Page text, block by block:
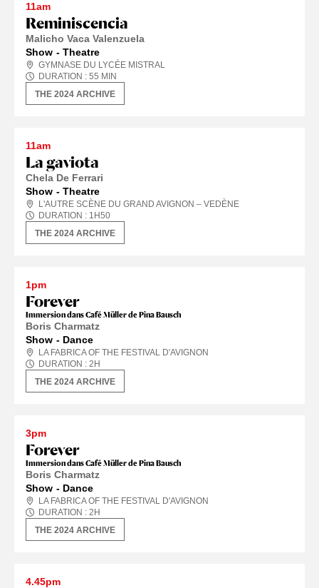
Reminiscencia
Malicho Vaca Valenzuela
11am
Show Theatre
GYMNASE DU LYCÉE MISTRAL
DURATION : 55 MIN
THE 2024 ARCHIVE
La gaviota
Chela De Ferrari
11am
Show Theatre
L'AUTRE SCÈNE DU GRAND AVIGNON – VEDÈNE
DURATION : 1 H50
THE 2024 ARCHIVE
Forever
Immersion dans Café Müller de Pina Bausch
Boris Charmatz
1pm
Show Dance
LA FABRICA OF THE FESTIVAL D'AVIGNON
DURATION : 2 H
THE 2024 ARCHIVE
Forever
Immersion dans Café Müller de Pina Bausch
Boris Charmatz
3pm
Show Dance
LA FABRICA OF THE FESTIVAL D'AVIGNON
DURATION : 2 H
THE 2024 ARCHIVE
4.45pm